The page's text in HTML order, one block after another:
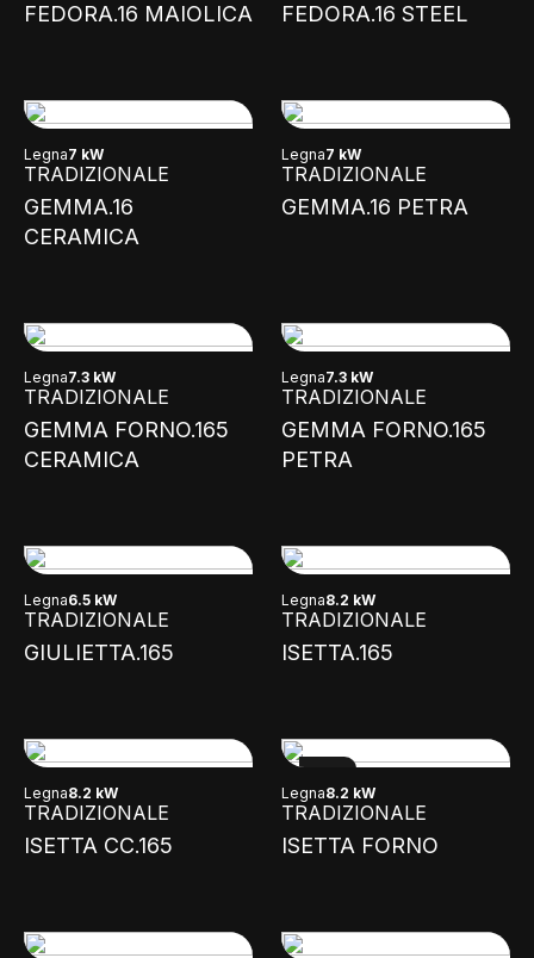
FEDORA.16 MAIOLICA FEDORA.16 STEEL
Legna7 kW
TRADIZIONALE
GEMMA.16
CERAMICA
Legna7 kW
TRADIZIONALE
GEMMA.16 PETRA
Legna7.3 kW
TRADIZIONALE
GEMMA FORNO.165
CERAMICA
Legna7.3 kW
TRADIZIONALE
GEMMA FORNO.165
PETRA
Legna6.5 kW
TRADIZIONALE
GIULIETTA.165
Legna8.2 kW
TRADIZIONALE
ISETTA.165
Legna8.2 kW
TRADIZIONALE
ISETTA CC.165
Legna8.2 kW
TRADIZIONALE
ISETTA FORNO